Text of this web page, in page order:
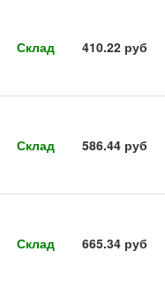
Склад 410.22 руб
Склад 586.44 руб
Склад 665.34 руб